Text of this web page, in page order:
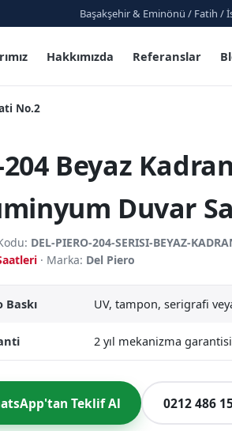
Başakşehir & Eminönü / Fatih /
Hakkımızda Referanslar
No.2
204 Beyaz
Duvar
DEL-PIERO-204-SERISI-BEYAZ-
· Marka: Del Piero
Baskı UV, tampon, serigrafi
2 yıl mekanizma garantisi
Teklif Al 0212 486